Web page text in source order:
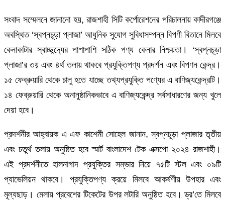
সংবাদ সম্মেলনে জানানো হয়, রাজশাহী সিটি কর্পোরেশনের পরিচালনায় কাদীরগঞ্জে
অবস্থিত ‘স্বপ্নচূড়া প্লাজা’ আধুনিক সুযোগ সুবিধাসম্পন্ন বিপণী বিতানে মিলবে
কেনাকাটার স্বাচ্ছন্দ্যের পাশাপাশি সঠিক পণ্য কেনার নিশ্চয়তা। ‘স্বপ্নচূড়া
প্লাজা’র ৩য় এবং ৪র্থ তলায় থাকবে প্রযুক্তিপণ্য প্রদর্শন এবং বিপণন কেন্দ্র।
১৫ ফেব্রুয়ারি থেকে চালু হতে যাচ্ছে তথ্যপ্রযুক্তি পণ্যের এ বাণিজ্যকেন্দ্রটি।
১৪ ফেব্রুয়ারি থেকে অনানুষ্ঠানিকভাবে এ বাণিজ্যকেন্দ্র সর্বসাধারণের জন্য খুলে
দেয়া হবে।
প্রদর্শনীর আহ্বায়ক এ এফ কাশেমী সোহেল জানান, স্বপ্নচূড়া প্লাজার তৃতীয়
এবং চতুর্থ তলায় অনুষ্ঠিত হবে স্মার্ট বাংলাদেশ টেক এক্সপো ২০২৪ রাজশাহী।
এই প্রদর্শনীতে হালনাগাদ প্রযুক্তির সম্ভার নিয়ে ৭৫টি স্টল এবং ০৯টি
প্যাভেলিয়ন থাকবে। প্রযুক্তিপণ্য ক্রয়ে মিলবে আকর্ষণীয় উপহার এবং
মূল্যছাড়। মেলায় প্রবেশের টিকেটের উপর লটারি অনুষ্ঠিত হবে। ড্র’তে মিলবে